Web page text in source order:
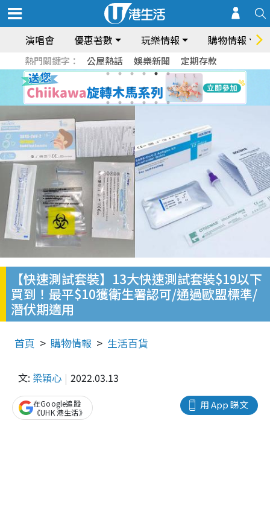
演唱會 優惠著數 玩樂情報 購物情報
熱門關鍵字： 公屋熱話 娛樂新聞 定期存款
【快速測試套裝】13大快速測試套裝$19以下
買到！最平$10獲衛生署認可/通過歐盟標準/
潛伏期適用
首頁 購物情報 生活百貨
文: 梁穎心 2022.03.13
用 App 睇文
在Google追蹤
《UHK 港生活》